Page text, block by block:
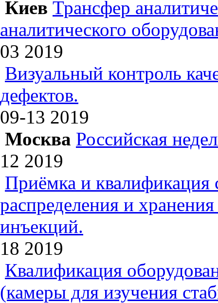
Киев Трансфер
аналитического
03 2019
Визуальный контроль
дефектов.
09-13 2019
Москва Российская
12 2019
Приёмка и квалификация
распределения и
инъекций.
18 2019
Квалификация
(камеры для изучения